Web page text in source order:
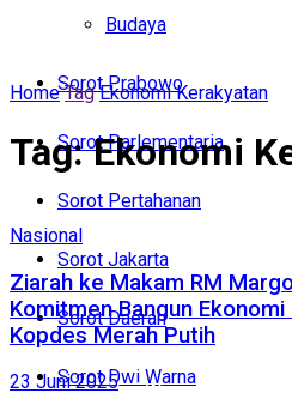
Budaya
Sorot Prabowo
Sorot Parlementaria
Sorot Pertahanan
Sorot Jakarta
Sorot Daerah
Sorot Dwi Warna
Sorot Parlementaria
Sorot Pertahanan
Sorot Jakarta
Sorot Daerah
Sorot Dwi Warna
Home Tag Ekonomi Kerakyatan
Tag:Ekonomi
Nasional
Ziarah ke Makam RM
Komitmen Bangun
Kopdes Merah Putih
23 Juni 2025